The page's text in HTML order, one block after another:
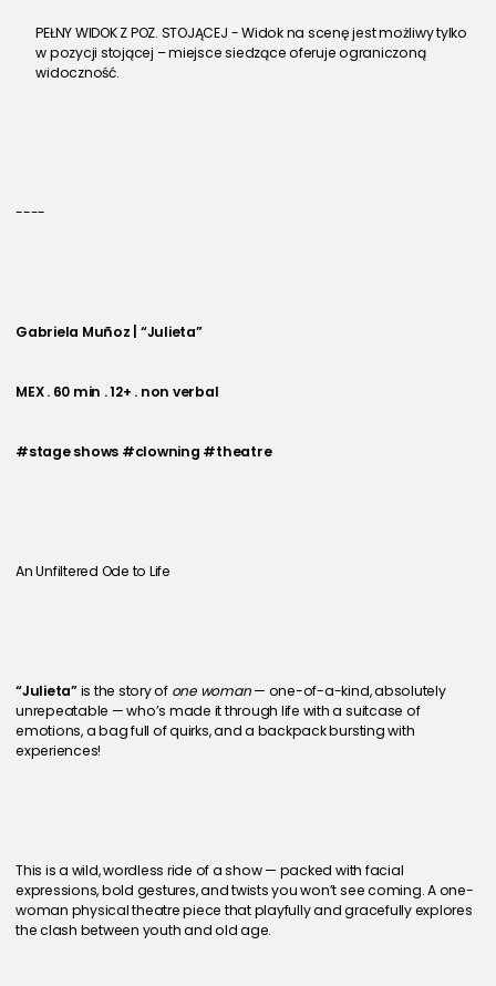
PEŁNY WIDOK Z POZ. STOJĄCEJ - Widok na scenę jest możliwy tylko
w pozycji stojącej – miejsce siedzące oferuje ograniczoną
widoczność.
----
Gabriela Muñoz | “Julieta”
MEX . 60 min . 12+ . non verbal
#stage shows #clowning #theatre
An Unfiltered Ode to Life
“Julieta” is the story of one woman — one-of-a-kind, absolutely
unrepeatable — who’s made it through life with a suitcase of
emotions, a bag full of quirks, and a backpack bursting with
experiences!
This is a wild, wordless ride of a show — packed with facial
expressions, bold gestures, and twists you won’t see coming. A one-
woman physical theatre piece that playfully and gracefully explores
the clash between youth and old age.